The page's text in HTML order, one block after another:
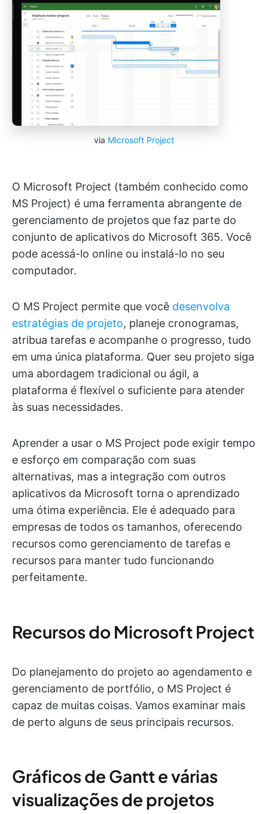
via Microsoft Project
O Microsoft Project (também conhecido como
MS Project) é uma ferramenta abrangente de
gerenciamento de projetos que faz parte do
conjunto de aplicativos do Microsoft 365. Você
pode acessá-lo online ou instalá-lo no seu
computador.
O MS Project permite que você desenvolva
estratégias de projeto, planeje cronogramas,
atribua tarefas e acompanhe o progresso, tudo
em uma única plataforma. Quer seu projeto siga
uma abordagem tradicional ou ágil, a
plataforma é flexível o suficiente para atender
às suas necessidades.
Aprender a usar o MS Project pode exigir tempo
e esforço em comparação com suas
alternativas, mas a integração com outros
aplicativos da Microsoft torna o aprendizado
uma ótima experiência. Ele é adequado para
empresas de todos os tamanhos, oferecendo
recursos como gerenciamento de tarefas e
recursos para manter tudo funcionando
perfeitamente.
Recursos do Microsoft Project
Do planejamento do projeto ao agendamento e
gerenciamento de portfólio, o MS Project é
capaz de muitas coisas. Vamos examinar mais
de perto alguns de seus principais recursos.
Gráficos de Gantt e várias
visualizações de projetos